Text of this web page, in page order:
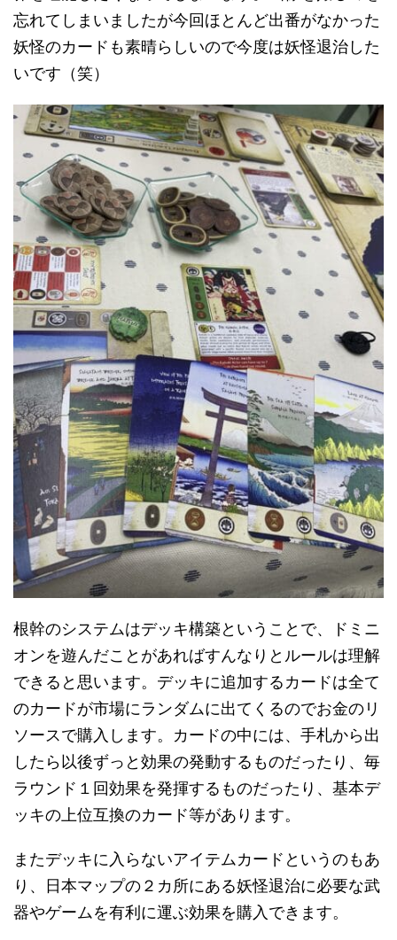
忘れてしまいましたが今回ほとんど出番がなかった
妖怪のカードも素晴らしいので今度は妖怪退治した
いです（笑）
根幹のシステムはデッキ構築ということで、ドミニ
オンを遊んだことがあればすんなりとルールは理解
できると思います。デッキに追加するカードは全て
のカードが市場にランダムに出てくるのでお金のリ
ソースで購入します。カードの中には、手札から出
したら以後ずっと効果の発動するものだったり、毎
ラウンド１回効果を発揮するものだったり、基本デ
ッキの上位互換のカード等があります。
またデッキに入らないアイテムカードというのもあ
り、日本マップの２カ所にある妖怪退治に必要な武
器やゲームを有利に運ぶ効果を購入できます。